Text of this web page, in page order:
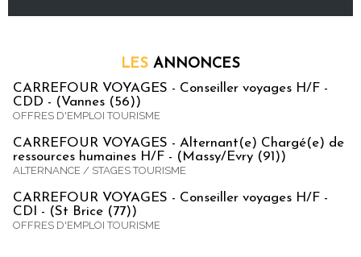
LES ANNONCES
CARREFOUR VOYAGES - Conseiller voyages H/F -
CDD - (Vannes (56))
OFFRES D'EMPLOI TOURISME
CARREFOUR VOYAGES - Alternant(e) Chargé(e) de
ressources humaines H/F - (Massy/Evry (91))
ALTERNANCE / STAGES TOURISME
CARREFOUR VOYAGES - Conseiller voyages H/F -
CDI - (St Brice (77))
OFFRES D'EMPLOI TOURISME